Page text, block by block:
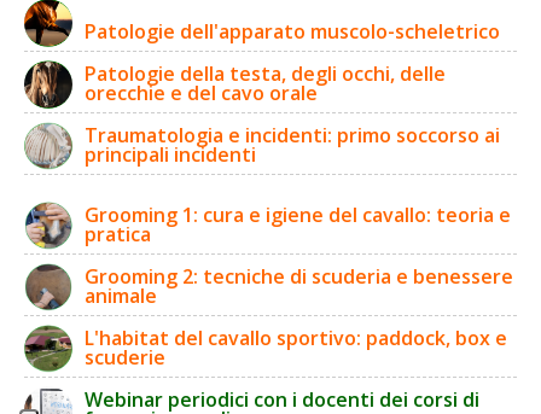
Patologie dell'apparato muscolo-scheletrico
Patologie della testa, degli occhi, delle
orecchie e del cavo orale
Traumatologia e incidenti: primo soccorso ai
principali incidenti
Grooming 1: cura e igiene del cavallo: teoria e
pratica
Grooming 2: tecniche di scuderia e benessere
animale
L'habitat del cavallo sportivo: paddock, box e
scuderie
Webinar periodici con i docenti dei corsi di